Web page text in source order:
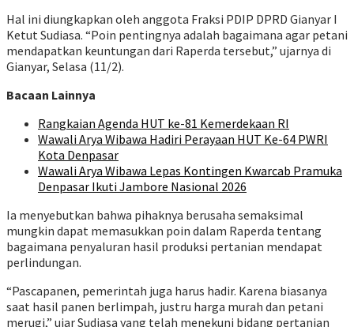
Hal ini diungkapkan oleh anggota Fraksi PDIP DPRD Gianyar I
Ketut Sudiasa. “Poin pentingnya adalah bagaimana agar petani
mendapatkan keuntungan dari Raperda tersebut,” ujarnya di
Gianyar, Selasa (11/2).
Bacaan Lainnya
Rangkaian Agenda HUT ke-81 Kemerdekaan RI
Wawali Arya Wibawa Hadiri Perayaan HUT Ke-64 PWRI
Kota Denpasar
Wawali Arya Wibawa Lepas Kontingen Kwarcab Pramuka
Denpasar Ikuti Jambore Nasional 2026
Ia menyebutkan bahwa pihaknya berusaha semaksimal
mungkin dapat memasukkan poin dalam Raperda tentang
bagaimana penyaluran hasil produksi pertanian mendapat
perlindungan.
“Pascapanen, pemerintah juga harus hadir. Karena biasanya
saat hasil panen berlimpah, justru harga murah dan petani
merugi,” ujar Sudiasa yang telah menekuni bidang pertanian